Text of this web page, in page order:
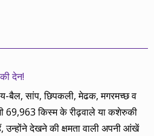
देन!
बैल, सांप, छिपकली, मेढक, मगरमच्छ व
69,963 किस्म के रीढ़वाले या कशेरुकी
देखने की क्षमता वाली अपनी आंखें